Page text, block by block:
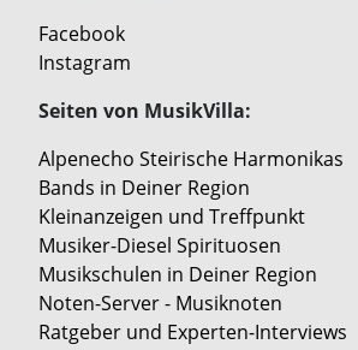
Facebook
Instagram
Seiten von MusikVilla:
Alpenecho Steirische Harmonikas
Bands in Deiner Region
Kleinanzeigen und Treffpunkt
Musiker-Diesel Spirituosen
Musikschulen in Deiner Region
Noten-Server - Musiknoten
Ratgeber und Experten-Interviews